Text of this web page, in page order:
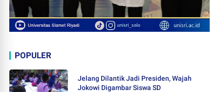
POPULER
Jelang Dilantik Jadi Presiden, Wajah
Jokowi Digambar Siswa SD